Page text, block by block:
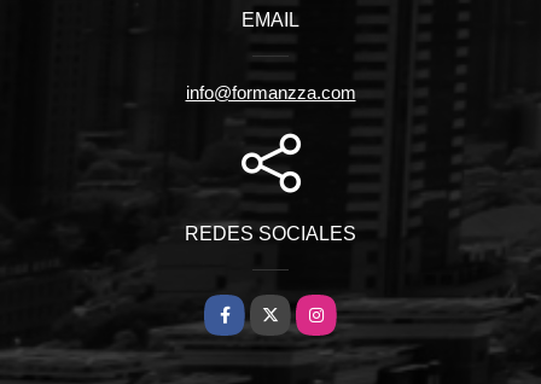
EMAIL
info@formanzza.com
REDES SOCIALES
Facebook
X Instagram